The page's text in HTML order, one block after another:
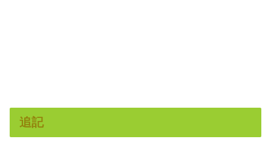
追記